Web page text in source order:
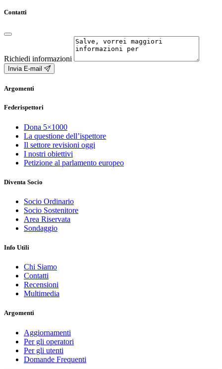
Contatti
Richiedi informazioni
Invia E-mail
Argomenti
Federispettori
Dona 5×1000
La questione dell’ispettore
Il settore revisioni oggi
I nostri obiettivi
Petizione al parlamento europeo
Diventa Socio
Socio Ordinario
Socio Sostenitore
Area Riservata
Sondaggio
Info Utili
Chi Siamo
Contatti
Recensioni
Multimedia
Argomenti
Aggiornamenti
Per gli operatori
Per gli utenti
Domande Frequenti